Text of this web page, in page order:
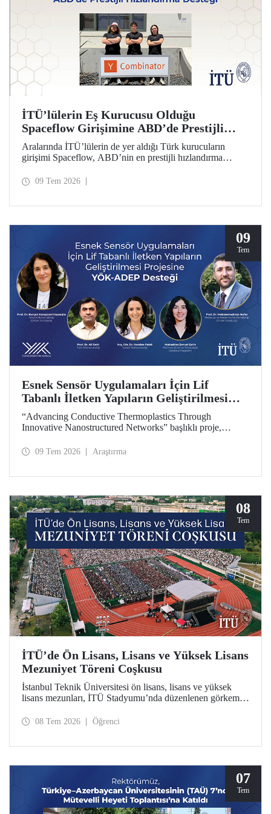
İTÜ’lülerin Eş Kurucusu Olduğu
Spaceflow Girişimine ABD’de Prestijli
Hızlandırma Desteği
Aralarında İTÜ’lülerin de yer aldığı Türk kurucuların
girişimi Spaceflow, ABD’nin en prestijli hızlandırma
yatırım turunda dünyanın önde gelen firmaların
09 Tem 2026
09
Tem
Esnek Sensör Uygulamaları İçin Lif
Tabanlı İletken Yapıların Geliştirilmesi
Projesine YÖK-ADEP Desteği
“Advancing Conductive Thermoplastics Through
Innovative Nanostructured Networks” başlıklı proje,
Araştırma Üniversiteleri Destek Programı (ADEP)
Malzeme Mühendisliği Bölümü öğretim üyesi Prof. Dr.
Mohammadreza Nofar yapıyor.
09 Tem 2026 Araştırma
08
Tem
İTÜ’de Ön Lisans, Lisans ve Yüksek Lisans
Mezuniyet Töreni Coşkusu
İstanbul Teknik Üniversitesi ön lisans, lisans ve yüksek
lisans mezunları, İTÜ Stadyumu’nda düzenlenen görkemli
08 Tem 2026 Öğrenci
07
Tem